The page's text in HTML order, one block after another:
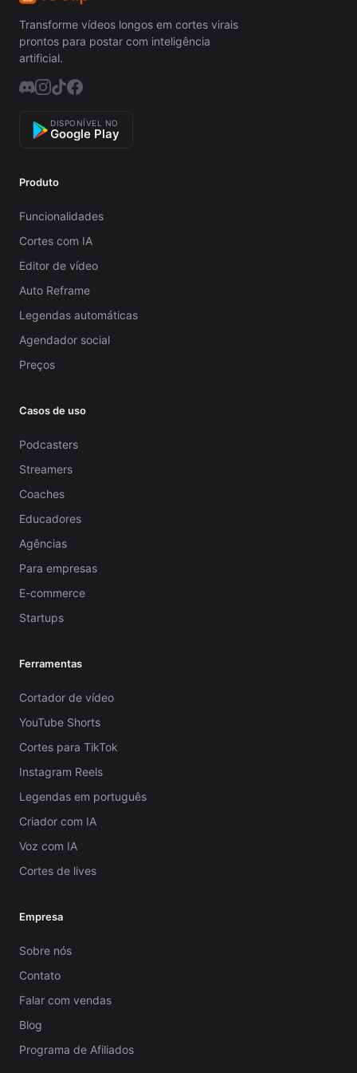
Transforme vídeos longos em cortes virais
prontos para postar com inteligência
artificial.
DISPONÍVEL NO
Google Play
Produto
Funcionalidades
Cortes com IA
Editor de vídeo
Auto Reframe
Legendas automáticas
Agendador social
Preços
Casos de uso
Podcasters
Streamers
Coaches
Educadores
Agências
Para empresas
E-commerce
Startups
Ferramentas
Cortador de vídeo
YouTube Shorts
Cortes para TikTok
Instagram Reels
Legendas em português
Criador com IA
Voz com IA
Cortes de lives
Empresa
Sobre nós
Contato
Falar com vendas
Blog
Programa de Afiliados